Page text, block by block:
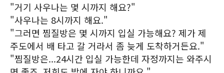
"거기 사우나는 몇 시까지 해요?"
"사우나는 8시까지 해요."
"그러면 찜질방은 몇 시까지 입실 가능해요? 제가 제
주도에서 배 타고 갈 거라서 좀 늦게 도착하거든요."
"찜질방은...24시간 입실 가능한데 자정까지는 와주시